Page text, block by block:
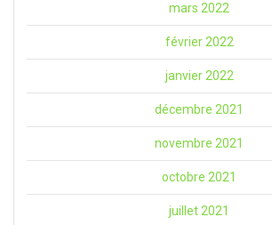
mars 2022
février 2022
janvier 2022
décembre 2021
novembre 2021
octobre 2021
juillet 2021